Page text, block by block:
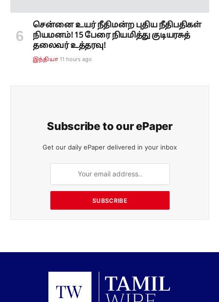
சென்னை உயர் நீதிமன்ற புதிய நீதிபதிகள்
நியமனம்! 15 பேரை நியமித்து குடியரசுத்
தலைவர் உத்தரவு!
இந்தியா 11 hours ago
Subscribe to our ePaper
Get our daily ePaper delivered in your inbox
SUBSCRIBE